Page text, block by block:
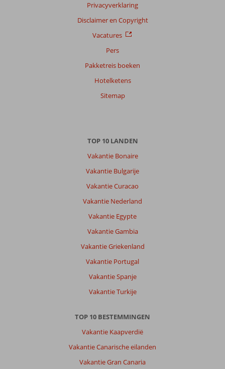
Privacyverklaring
Disclaimer en Copyright
Vacatures
Pers
Pakketreis boeken
Hotelketens
Sitemap
TOP 10 LANDEN
Vakantie Bonaire
Vakantie Bulgarije
Vakantie Curacao
Vakantie Nederland
Vakantie Egypte
Vakantie Gambia
Vakantie Griekenland
Vakantie Portugal
Vakantie Spanje
Vakantie Turkije
TOP 10 BESTEMMINGEN
Vakantie Kaapverdië
Vakantie Canarische eilanden
Vakantie Gran Canaria